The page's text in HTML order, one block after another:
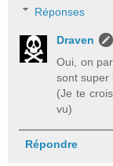
Réponses
Draven
Oui, on
sont super
(Je te
vu)
Répondre